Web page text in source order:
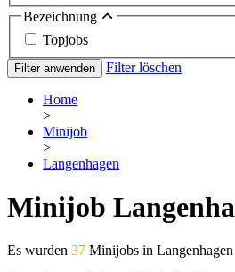
Bezeichnung
Topjobs
Filter anwenden Filter löschen
Home
>
Minijob
>
Langenhagen
Minijob
Es wurden 37 Minijobs in